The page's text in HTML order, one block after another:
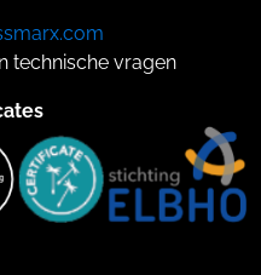
technische vragen